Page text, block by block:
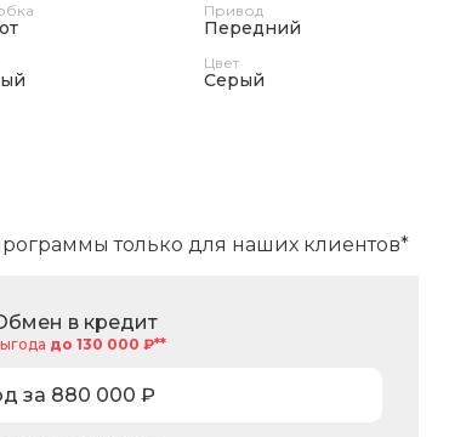
Привод
Передний
Цвет
Серый
только для наших клиентов*
в кредит
до 130 000 ₽**
за 880 000 ₽